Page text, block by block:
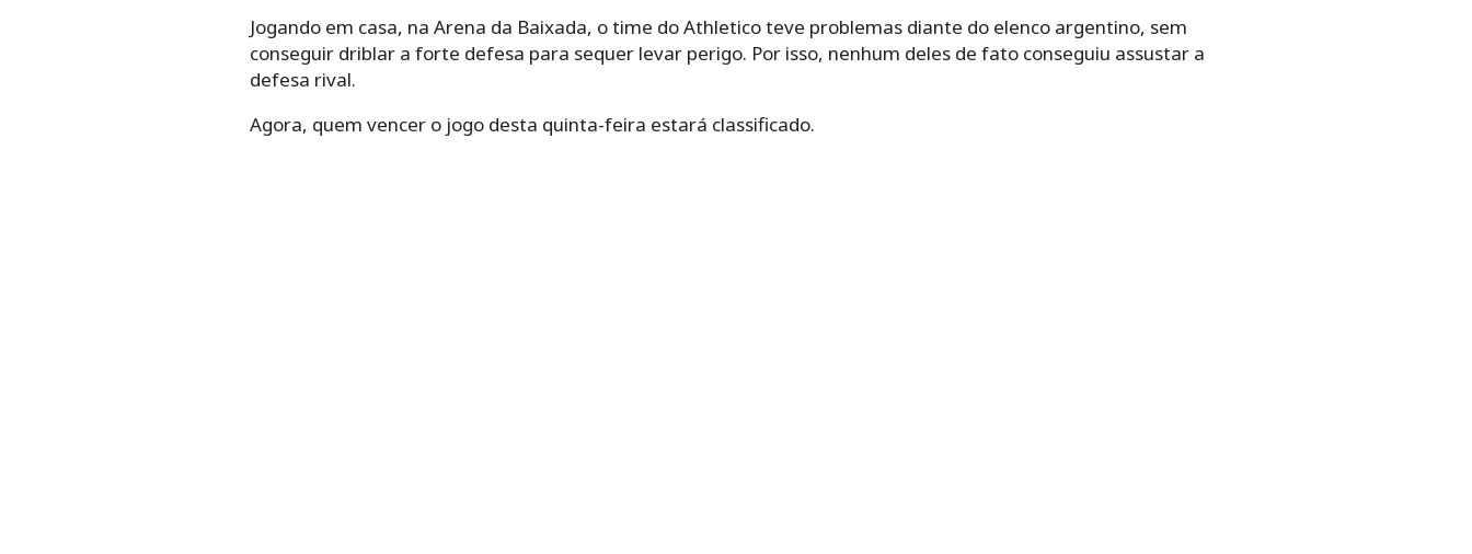
Jogando em casa, na Arena da Baixada, o time do Athletico teve problemas diante do elenco argentino, sem
conseguir driblar a forte defesa para sequer levar perigo. Por isso, nenhum deles de fato conseguiu assustar a
defesa rival.
Agora, quem vencer o jogo desta quinta-feira estará classificado.